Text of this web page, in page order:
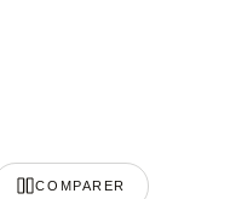
COMPARER